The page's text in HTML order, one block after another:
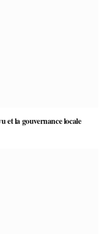
et la gouvernance locale